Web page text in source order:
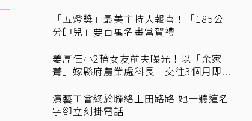
「五燈獎」最美主持人報喜！「185公
分帥兒」要百萬名畫當賀禮
姜厚任小2輪女友前夫曝光！以「余家
菁」嫁縣府農業處科長 交往3個月即...
演藝工會終於聯絡上田路路 她一聽這名
字卻立刻掛電話